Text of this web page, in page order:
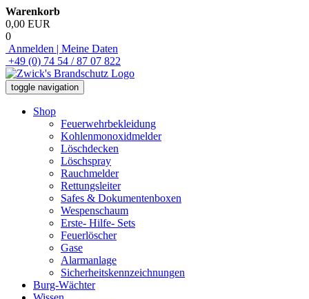
Warenkorb
0,00 EUR
0
Anmelden | Meine Daten
+49 (0) 74 54 / 87 07 822
toggle navigation
Shop
Feuerwehrbekleidung
Kohlenmonoxidmelder
Löschdecken
Löschspray
Rauchmelder
Rettungsleiter
Safes & Dokumentenboxen
Wespenschaum
Erste- Hilfe- Sets
Feuerlöscher
Gase
Alarmanlage
Sicherheitskennzeichnungen
Burg-Wächter